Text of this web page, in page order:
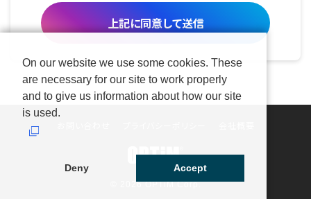
© 2026 OPTiM Corp.
On our website we use some cookies. These
are necessary for our site to work properly
and to give us information about how our site
is used.
Deny Accept